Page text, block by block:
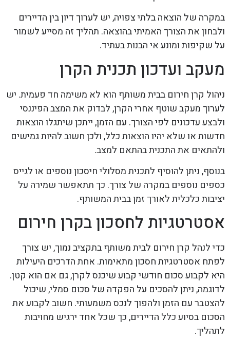
במקרה של הוצאה בלתי צפויה, יש לערוך דיון בין הדיירים
ולבחון את הצורך האמיתי בהוצאה. תהליך זה מסייע לשמור
על שקיפות ומונע אי הבנות בעתיד.
מעקב ועדכון תכנית הקרן
ניהול קרן חירום בבית משותף הוא לא משימה חד פעמית. יש
לערוך מעקב שוטף אחרי הקרן, לבדוק את המצב הפיננסי
ולבצע עדכונים לפי הצורך. עם הזמן, ייתכן שיתגלו הוצאות
חדשות או שלא יהיו הוצאות כלל, ולכן חשוב להיות גמישים
ולהתאים את התכנית בהתאם למצב.
בנוסף, ניתן להוסיף לתכנית מסלולי חיסכון נוספים או לגייס
כספים נוספים במקרה של צורך. כך תתאפשר שמירה על
יציבות כלכלית לאורך זמן בבית המשותף.
אסטרטגיות לחסכון בקרן חירום
כדי לנהל קרן חירום לבית משותף בתקציב נמוך, יש צורך
לפתח אסטרטגיות חסכון מתאימות. אחת הדרכים היעילות
היא לקבוע סכום חודשי קבוע שיכנס לקרן, גם אם הוא קטן.
לדוגמה, ניתן להסכים על הפקדה של סכום סמלי, שיכול
להצטבר עם הזמן ולהפוך לנכס משמעותי. חשוב לקבוע את
הסכום בסיוע כלל הדיירים, כך שכל אחד ירגיש מחויבות
לתהליך.